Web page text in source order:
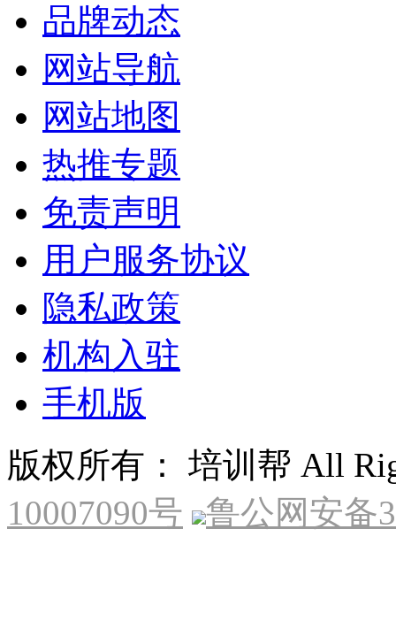
品牌动态
网站导航
网站地图
热推专题
免责声明
用户服务协议
隐私政策
机构入驻
手机版
版权所有： 培训帮 All
10007090号
鲁公网安备